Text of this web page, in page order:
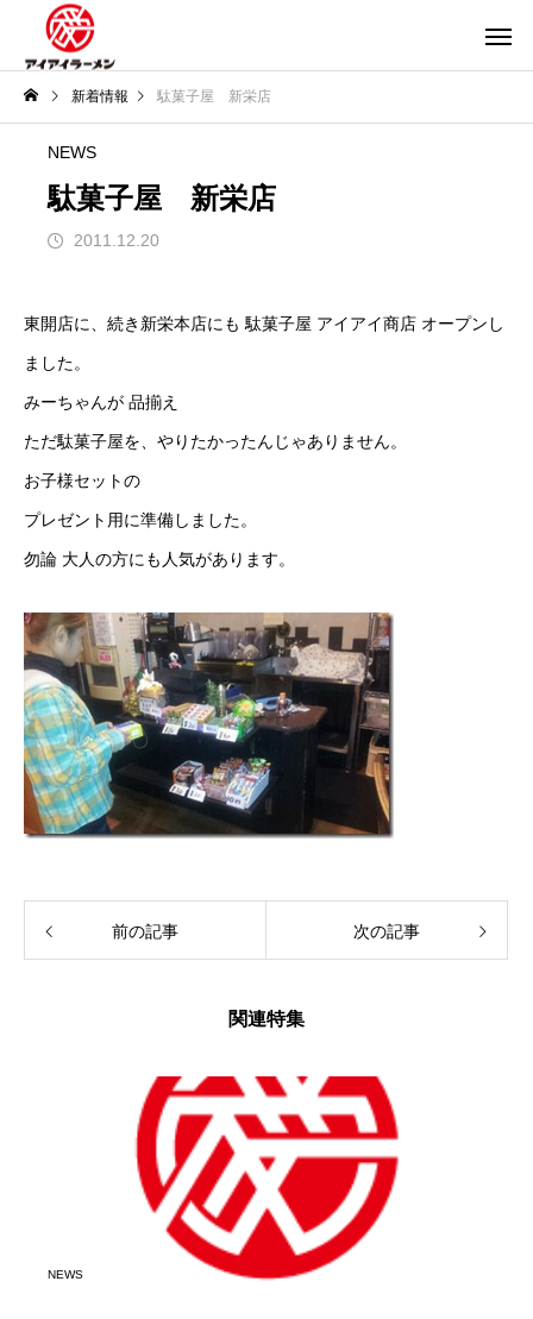
新着情報 駄菓子屋 新栄店
NEWS
駄菓子屋 新栄店
2011.12.20
東開店に、続き新栄本店にも 駄菓子屋 アイアイ商店 オープンし
ました。
みーちゃんが 品揃え
ただ駄菓子屋を、やりたかったんじゃありません。
お子様セットの
プレゼント用に準備しました。
勿論 大人の方にも人気があります。
前の記事 次の記事
関連特集
NEWS